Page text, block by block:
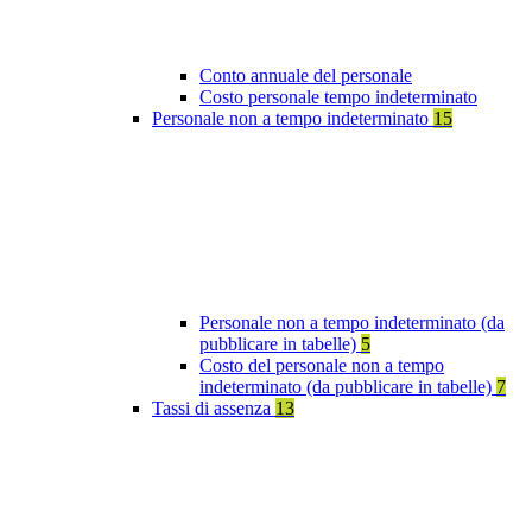
Conto annuale del personale
Costo personale tempo indeterminato
Personale non a tempo indeterminato 15
Personale non a tempo indeterminato (da
pubblicare in tabelle) 5
Costo del personale non a tempo
indeterminato (da pubblicare in tabelle) 7
Tassi di assenza 13